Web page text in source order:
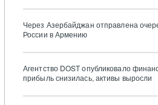
Через Азербайджан отправлена
России в Армению
Агентство DOST опубликовало
прибыль снизилась, активы выросли